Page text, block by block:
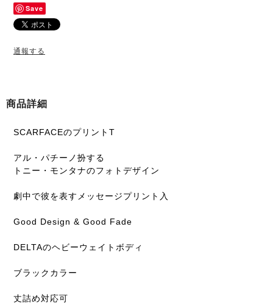
Save
通報する
商品詳細
SCARFACEのプリントT
アル・パチーノ扮する
トニー・モンタナのフォトデザイン
劇中で彼を表すメッセージプリント入
Good Design & Good Fade
DELTAのヘビーウェイトボディ
ブラックカラー
丈詰め対応可